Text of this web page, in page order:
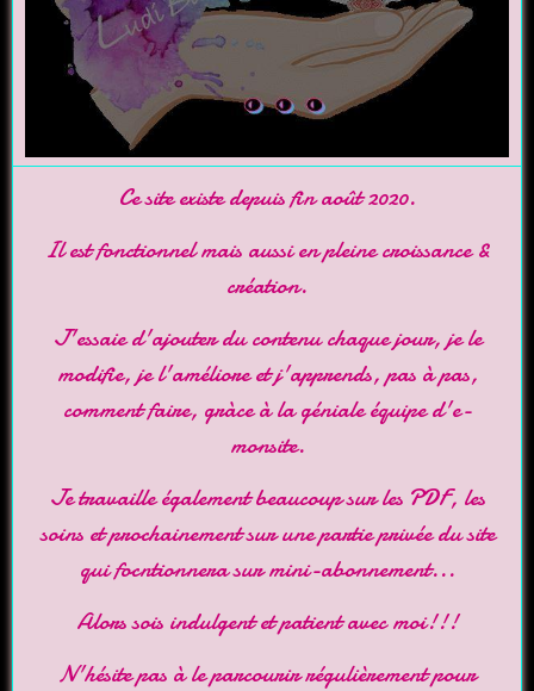
Ce site existe depuis fin août 2020.
Il est fonctionnel mais aussi en pleine croissance &
création.
J'essaie d'ajouter du contenu chaque jour, je le
modifie, je l'améliore et j'apprends, pas à pas,
comment faire, gràce à la géniale équipe d'e-
monsite.
Je travaille également beaucoup sur les PDF, les
soins et prochainement sur une partie privée du site
qui focntionnera sur mini-abonnement...
Alors sois indulgent et patient avec moi!!!
N'hésite pas à le parcourir régulièrement pour